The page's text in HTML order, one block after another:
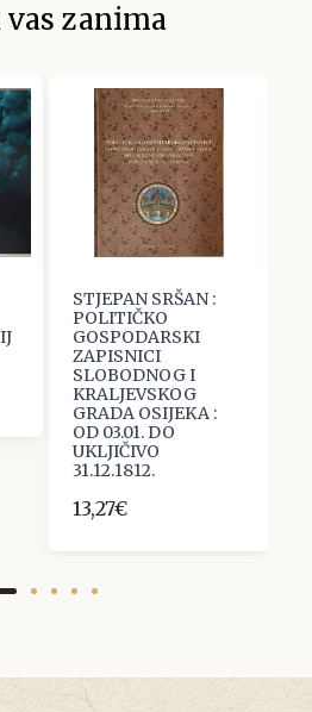
vas zanima
STJEPAN SRŠAN :
POLITIČKO
GOSPODARSKI
ZAPISNICI
SLOBODNOG I
KRALJEVSKOG
GRADA OSIJEKA :
OD 03.01. DO
UKLJIČIVO
31.12.1812.
13,27€